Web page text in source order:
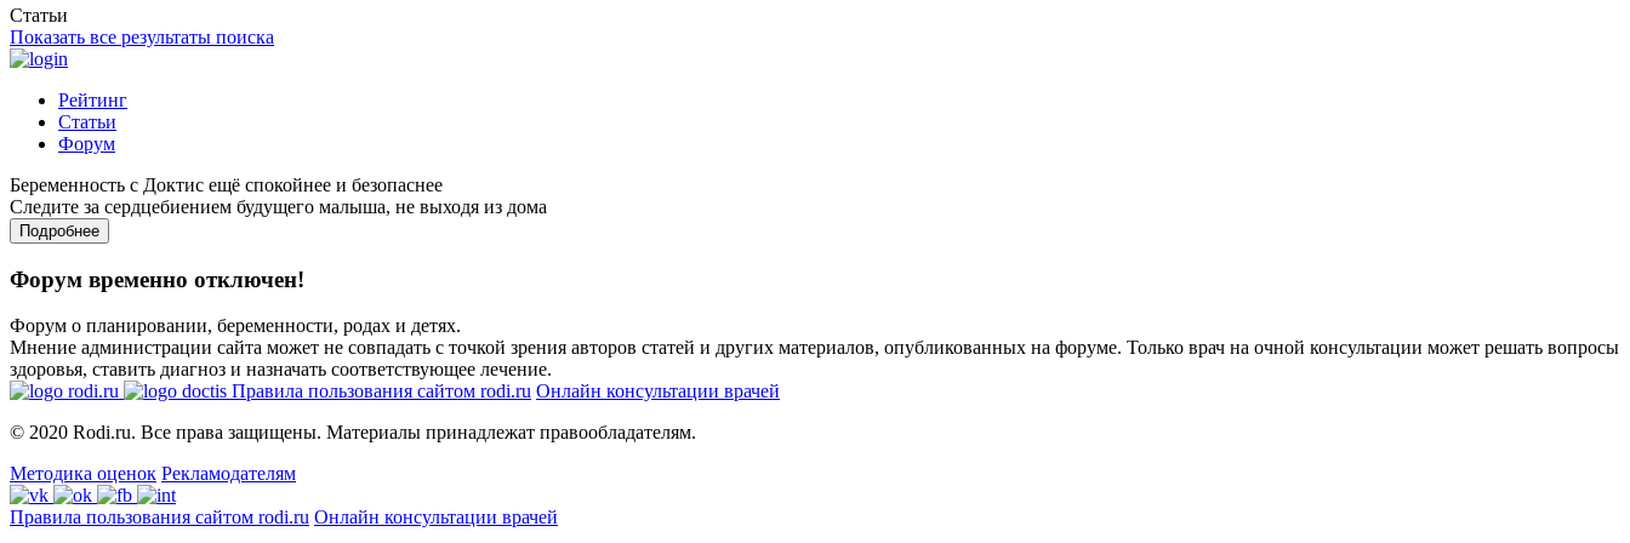
Статьи
Показать все результаты поиска
Рейтинг
Статьи
Форум
Беременность с Доктис ещё спокойнее и безопаснее
Следите за сердцебиением будущего малыша, не выходя из дома
Подробнее
Форум временно отключен!
Форум о планировании, беременности, родах и детях.
Мнение администрации сайта может не совпадать с точкой зрения авторов статей и других материалов, опубликованных на форуме. Только врач на очной консультации может решать вопросы
здоровья, ставить диагноз и назначать соответствующее лечение.
Правила пользования сайтом rodi.ru Онлайн консультации врачей
© 2020 Rodi.ru. Все права защищены. Материалы принадлежат правообладателям.
Методика оценок Рекламодателям
Правила пользования сайтом rodi.ru Онлайн консультации врачей